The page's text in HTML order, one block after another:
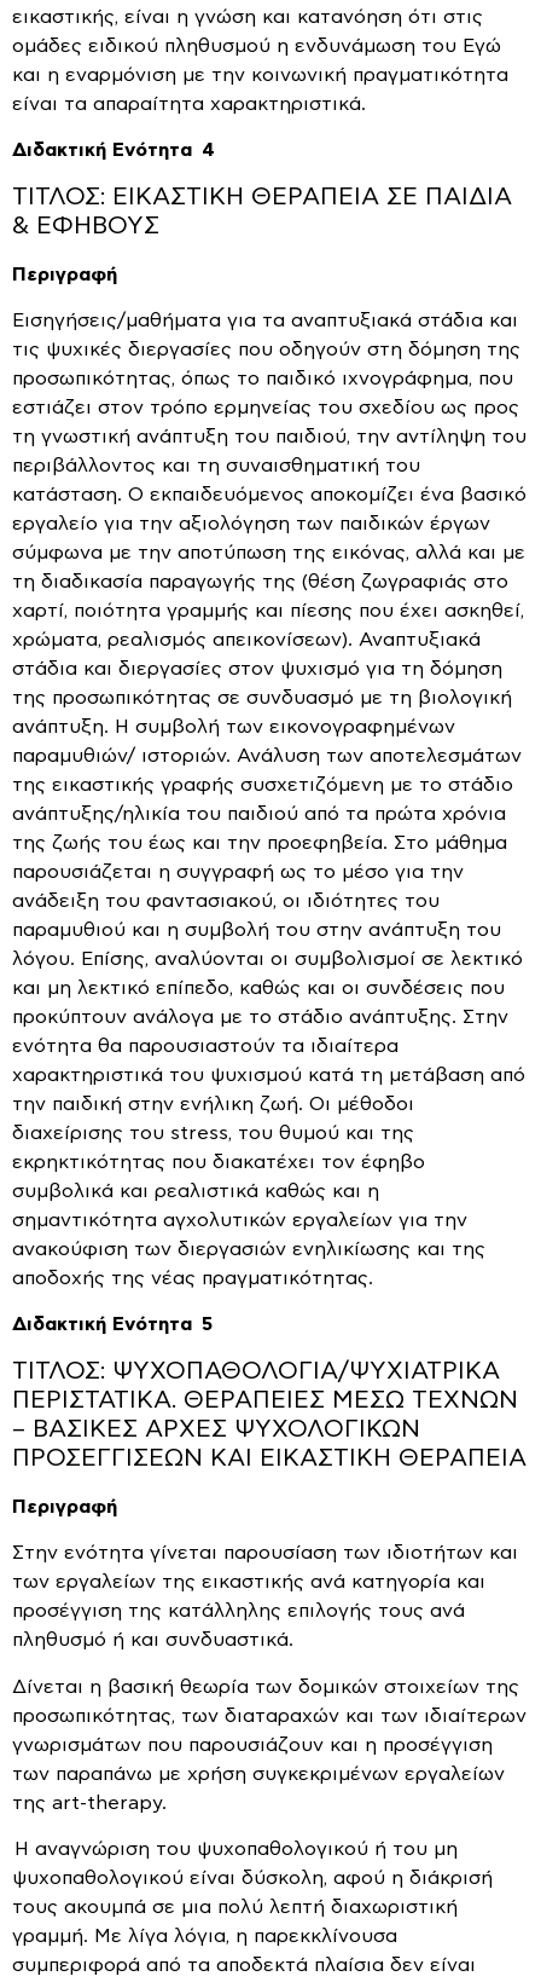
εικαστικής, είναι η γνώση και κατανόηση ότι στις
ομάδες ειδικού πληθυσμού η ενδυνάμωση του Εγώ
και η εναρμόνιση με την κοινωνική πραγματικότητα
είναι τα απαραίτητα χαρακτηριστικά.
Διδακτική Ενότητα 4
ΤΙΤΛΟΣ: ΕΙΚΑΣΤΙΚΗ ΘΕΡΑΠΕΙΑ ΣΕ ΠΑΙΔΙΑ
& ΕΦΗΒΟΥΣ
Περιγραφή
Εισηγήσεις/μαθήματα για τα αναπτυξιακά στάδια και
τις ψυχικές διεργασίες που οδηγούν στη δόμηση της
προσωπικότητας, όπως το παιδικό ιχνογράφημα, που
εστιάζει στον τρόπο ερμηνείας του σχεδίου ως προς
τη γνωστική ανάπτυξη του παιδιού, την αντίληψη του
περιβάλλοντος και τη συναισθηματική του
κατάσταση. Ο εκπαιδευόμενος αποκομίζει ένα βασικό
εργαλείο για την αξιολόγηση των παιδικών έργων
σύμφωνα με την αποτύπωση της εικόνας, αλλά και με
τη διαδικασία παραγωγής της (θέση ζωγραφιάς στο
χαρτί, ποιότητα γραμμής και πίεσης που έχει ασκηθεί,
χρώματα, ρεαλισμός απεικονίσεων). Αναπτυξιακά
στάδια και διεργασίες στον ψυχισμό για τη δόμηση
της προσωπικότητας σε συνδυασμό με τη βιολογική
ανάπτυξη. Η συμβολή των εικονογραφημένων
παραμυθιών/ ιστοριών. Ανάλυση των αποτελεσμάτων
της εικαστικής γραφής συσχετιζόμενη με το στάδιο
ανάπτυξης/ηλικία του παιδιού από τα πρώτα χρόνια
της ζωής του έως και την προεφηβεία. Στο μάθημα
παρουσιάζεται η συγγραφή ως το μέσο για την
ανάδειξη του φαντασιακού, οι ιδιότητες του
παραμυθιού και η συμβολή του στην ανάπτυξη του
λόγου. Επίσης, αναλύονται οι συμβολισμοί σε λεκτικό
και μη λεκτικό επίπεδο, καθώς και οι συνδέσεις που
προκύπτουν ανάλογα με το στάδιο ανάπτυξης. Στην
ενότητα θα παρουσιαστούν τα ιδιαίτερα
χαρακτηριστικά του ψυχισμού κατά τη μετάβαση από
την παιδική στην ενήλικη ζωή. Οι μέθοδοι
διαχείρισης του stress, του θυμού και της
εκρηκτικότητας που διακατέχει τον έφηβο
συμβολικά και ρεαλιστικά καθώς και η
σημαντικότητα αγχολυτικών εργαλείων για την
ανακούφιση των διεργασιών ενηλικίωσης και της
αποδοχής της νέας πραγματικότητας.
Διδακτική Ενότητα 5
ΤΙΤΛΟΣ: ΨΥΧΟΠΑΘΟΛΟΓΙΑ/ΨΥΧΙΑΤΡΙΚΑ
ΠΕΡΙΣΤΑΤΙΚΑ. ΘΕΡΑΠΕΙΕΣ ΜΕΣΩ ΤΕΧΝΩΝ
– ΒΑΣΙΚΕΣ ΑΡΧΕΣ ΨΥΧΟΛΟΓΙΚΩΝ
ΠΡΟΣΕΓΓΙΣΕΩΝ ΚΑΙ ΕΙΚΑΣΤΙΚΗ ΘΕΡΑΠΕΙΑ
Περιγραφή
Στην ενότητα γίνεται παρουσίαση των ιδιοτήτων και
των εργαλείων της εικαστικής ανά κατηγορία και
προσέγγιση της κατάλληλης επιλογής τους ανά
πληθυσμό ή και συνδυαστικά.
Δίνεται η βασική θεωρία των δομικών στοιχείων της
προσωπικότητας, των διαταραχών και των ιδιαίτερων
γνωρισμάτων που παρουσιάζουν και η προσέγγιση
των παραπάνω με χρήση συγκεκριμένων εργαλείων
της art-therapy.
Η αναγνώριση του ψυχοπαθολογικού ή του μη
ψυχοπαθολογικού είναι δύσκολη, αφού η διάκρισή
τους ακουμπά σε μια πολύ λεπτή διαχωριστική
γραμμή. Με λίγα λόγια, η παρεκκλίνουσα
συμπεριφορά από τα αποδεκτά πλαίσια δεν είναι